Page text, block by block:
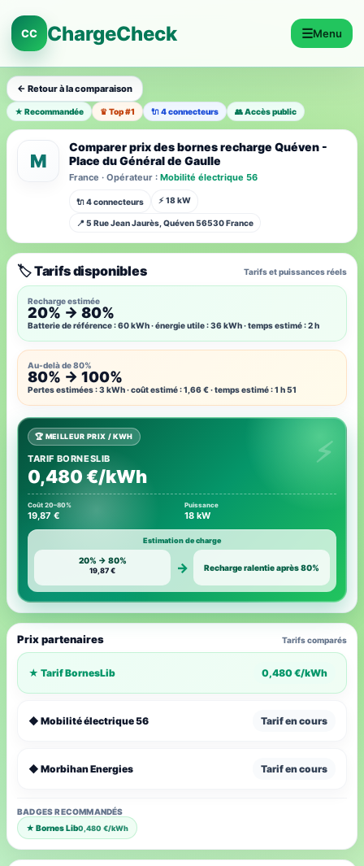
CC ChargeCheck ☰Menu
← Retour à la comparaison
★ Recommandée ♛ Top #1 🔌 4 connecteurs 👥 Accès public
M
Comparer prix des bornes recharge Quéven -
Place du Général de Gaulle
France · Opérateur : Mobilité électrique 56
🔌 4 connecteurs ⚡ 18 kW
📍 5 Rue Jean Jaurès, Quéven 56530 France
🏷️ Tarifs disponibles Tarifs et puissances réels
Recharge estimée
20% → 80%
Batterie de référence : 60 kWh · énergie utile : 36 kWh · temps estimé : 2 h
Au-delà de 80%
80% → 100%
Pertes estimées : 3 kWh · coût estimé : 1,66 € · temps estimé : 1 h 51
🏆 MEILLEUR PRIX / KWH
TARIF BORNESLIB
0,480 €/kWh
Coût 20–80%
19,87 €
Puissance
18 kW
Estimation de charge
20% → 80%
19,87 € → Recharge ralentie après 80%
Prix partenaires Tarifs comparés
★ Tarif BornesLib 0,480 €/kWh
◆ Mobilité électrique 56 Tarif en cours
◆ Morbihan Energies Tarif en cours
BADGES RECOMMANDÉS
★ Bornes Lib0,480 €/kWh